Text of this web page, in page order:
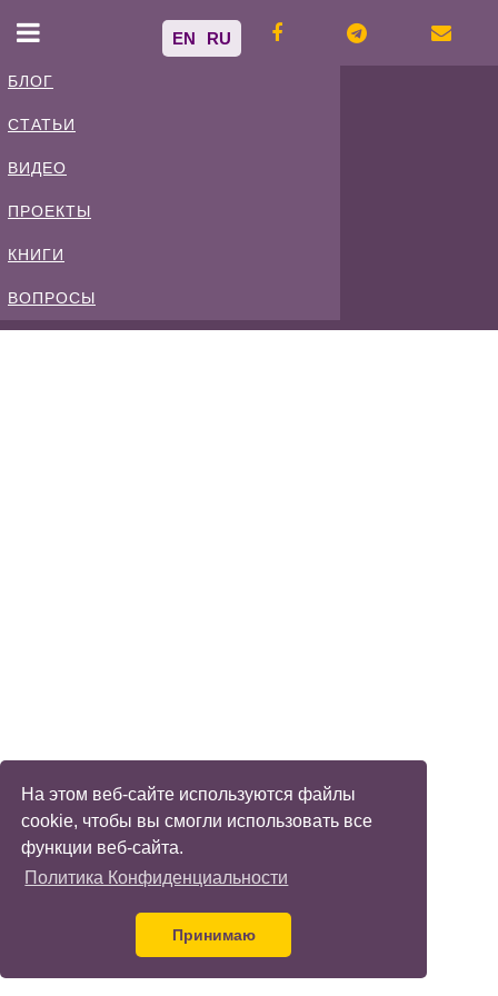
На этом веб-сайте используются файлы
cookie, чтобы вы смогли использовать все
функции веб-сайта.
Политика Конфиденциальности
Принимаю
БЛОГ
СТАТЬИ
ВИДЕО
ПРОЕКТЫ
КНИГИ
ВОПРОСЫ
EN RU
Спиваковский
Блог